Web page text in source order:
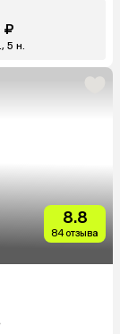
₽
5 н.
8.8
84 отзыва